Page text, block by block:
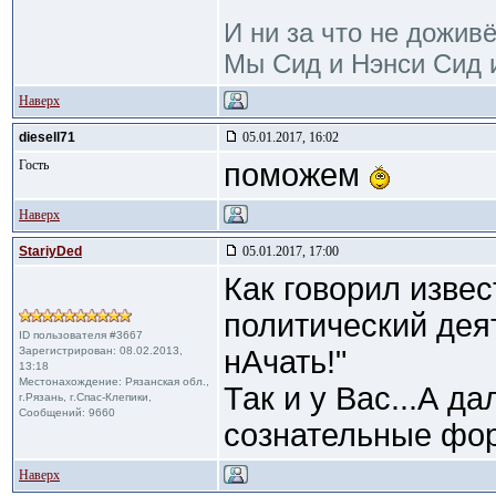
И ни за что не
Мы Сид и Нэнси Сид
Наверх
diesell71
05.01.2017, 16:02
Гость
поможем
Наверх
StariyDed 05.01.2017, 17:00
ID пользователя #3667
Зарегистрирован: 08.02.2013,
13:18
Местонахождение: Рязанская обл.,
г.Рязань, г.Спас-Клепики,
Сообщений: 9660
Как говорил
политический
нАчать!"
Так и у Вас...А
сознательные
Наверх